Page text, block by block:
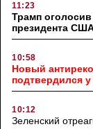
11:23
Трамп
президента
10:58
Новый
подтвердился
10:12
Зеленский